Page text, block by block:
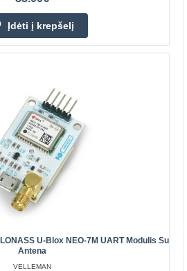
prie pageidavimų sąrašo
skirtas Arduino
Įdėti į krepšelį
U-Blox NEO-7M UART Modulis Su
Antena
VELLEMAN